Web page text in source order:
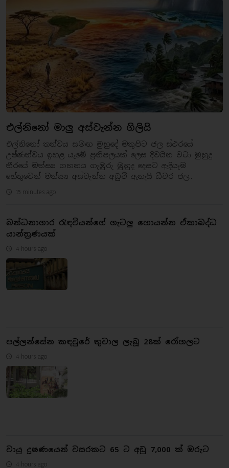
එල්නිනෝ මාලු අස්වැන්න ගිලියි
එල්නිනෝ තත්වය සමඟ මුහුදේ මතුපිට ජල ස්ථරයේ
උෂ්ණත්වය ඉහළ යෑමේ ප්‍රතිපලයක් ලෙස දිවයින වටා මුහුදු
තීරයේ මත්ස්‍ය ගහනය ගැඹුරු මුහුද දෙසට ඇදීයෑම
හේතුවෙන් මත්ස්‍ය අස්වැන්න අඩුවී ඇතැයි ධීවර ජල..
15 minutes ago
බන්ධනාගාර රැඳවියන්ගේ ගැටලු හොයන්න ඒකාබද්ධ
යාන්ත්‍රණයක්
4 hours ago
පල්ලන්සේන කඳවුරේ තුවාල ලැබූ 28ක් රෝහලට
4 hours ago
වායු දූෂණයෙන් වසරකට 65 ට අඩු 7,000 ක් මරුට
4 hours ago